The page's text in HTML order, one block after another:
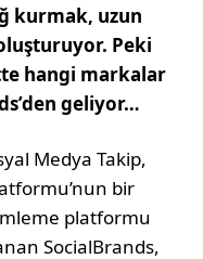
kurmak, uzun
Peki
hangi markalar
geliyor…
Medya Takip,
bir
platformu
SocialBrands,